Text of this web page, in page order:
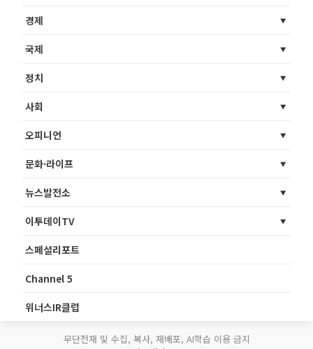
경제
국제
정치
사회
오피니언
문화·라이프
뉴스발전소
이투데이TV
스페셜리포트
Channel 5
위너스IR클럽
무단전재 및 수집, 복사, 재배포, AI학습 이용 금지